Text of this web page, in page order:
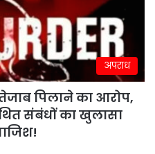
अपराध
पिलाने का आरोप,
संबंधों का खुलासा